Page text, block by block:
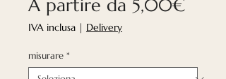
A partire da 5,00€
IVA inclusa | Delivery
misurare *